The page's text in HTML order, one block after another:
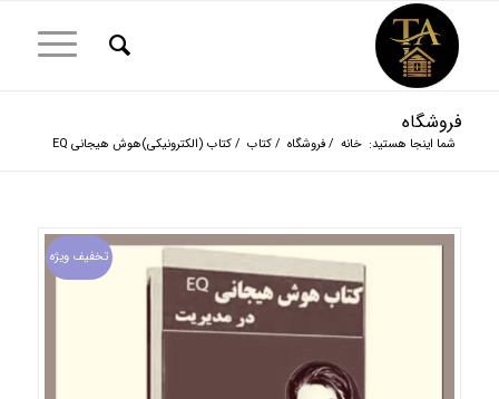
فروشگاه
شما اینجا هستید: خانه / فروشگاه / کتاب / کتاب (الکترونیکی)هوش هیجانی EQ
تخفیف ویژه